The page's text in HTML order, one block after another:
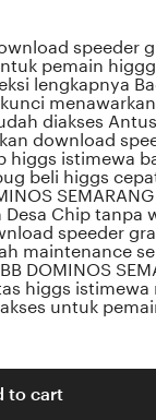
speeder
pemain
lengkapnya
diakses
download
higgs istimewa
beli higgs
Chip tanpa
speeder
maintenance
DOMINOS
higgs istimewa
untuk
to cart